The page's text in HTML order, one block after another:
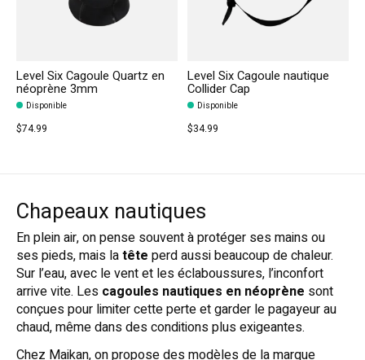
Level Six Cagoule Quartz en
néoprène 3mm
Disponible
$74.99
Level Six Cagoule nautique
Collider Cap
Disponible
$34.99
Chapeaux nautiques
En plein air, on pense souvent à protéger ses mains ou
ses pieds, mais latête perd aussi beaucoup de chaleur.
Sur l’eau, avec le vent et les éclaboussures, l’inconfort
arrive vite. Les cagoules nautiques en néoprène sont
conçues pour limiter cette perte et garder le pagayeur au
chaud, même dans des conditions plus exigeantes.
Chez Maikan, on propose des modèles de la marque